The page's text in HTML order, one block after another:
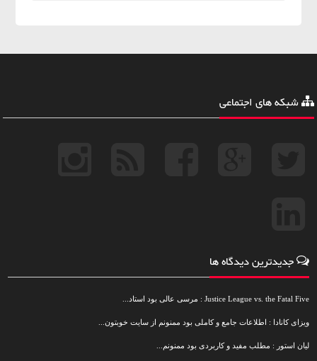
شبکه های اجتماعی
جدیدترین دیدگاه ها
Justice League vs. the Fatal Five : مرسی عالی بود استاد...
ویزای کانادا : اطلاعات جامع و کاملی بود ممنونم از سایت خوبتون...
لیان استور : مطلب مفید و کاربردی بود ممنونم...